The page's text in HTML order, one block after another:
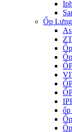
Ốp